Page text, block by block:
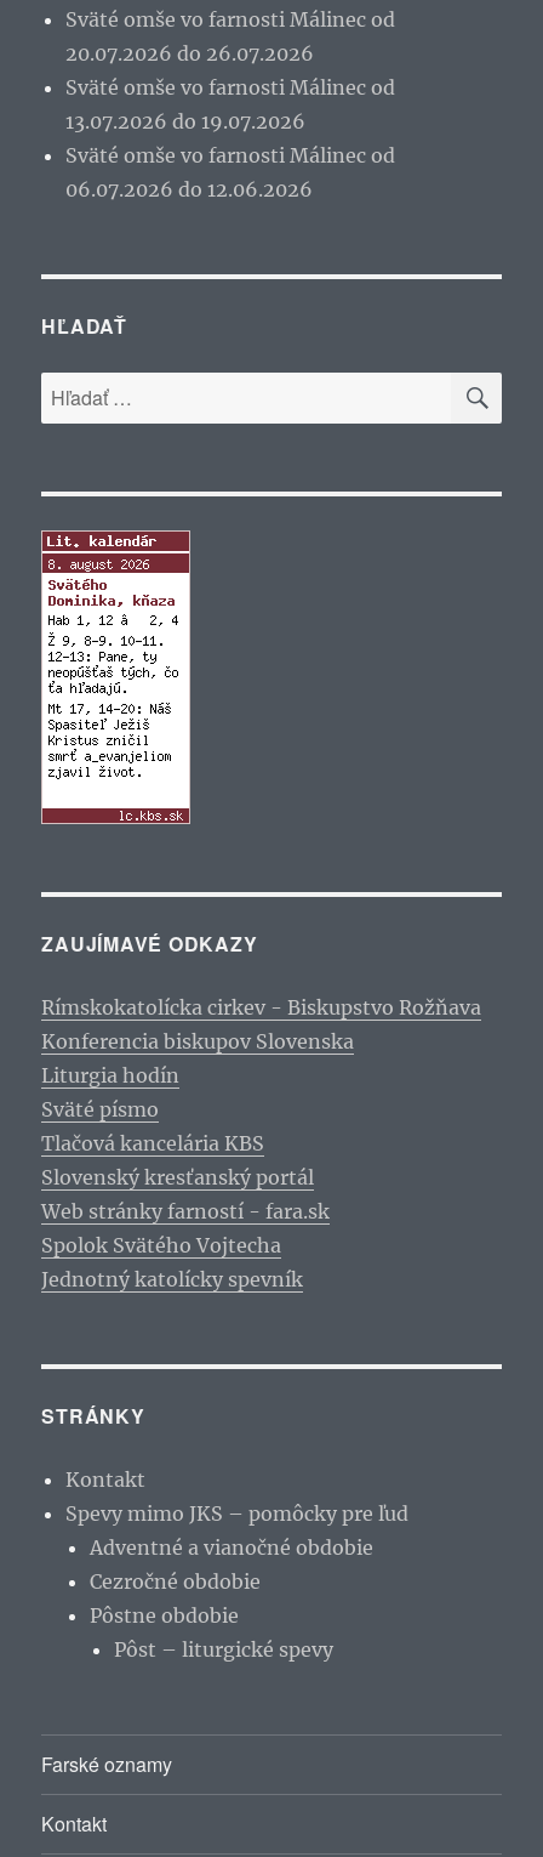
Sväté omše vo farnosti Málinec od
20.07.2026 do 26.07.2026
Sväté omše vo farnosti Málinec od
13.07.2026 do 19.07.2026
Sväté omše vo farnosti Málinec od
06.07.2026 do 12.06.2026
HĽADAŤ
Hľadať:
ZAUJÍMAVÉ ODKAZY
Rímskokatolícka cirkev - Biskupstvo Rožňava
Konferencia biskupov Slovenska
Liturgia hodín
Sväté písmo
Tlačová kancelária KBS
Slovenský kresťanský portál
Web stránky farností - fara.sk
Spolok Svätého Vojtecha
Jednotný katolícky spevník
STRÁNKY
Kontakt
Spevy mimo JKS – pomôcky pre ľud
Adventné a vianočné obdobie
Cezročné obdobie
Pôstne obdobie
Pôst – liturgické spevy
Farské oznamy
Kontakt